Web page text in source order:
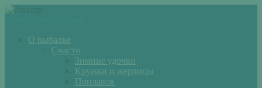
О рыбалке
Снасти
Зимние удочки
Кружки и жерлицы
Поплавок